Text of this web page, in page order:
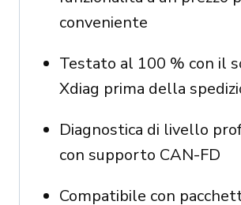
conveniente
Testato al 100 % con il
Xdiag prima della
Diagnostica di livello
con supporto CAN-FD
Compatibile con